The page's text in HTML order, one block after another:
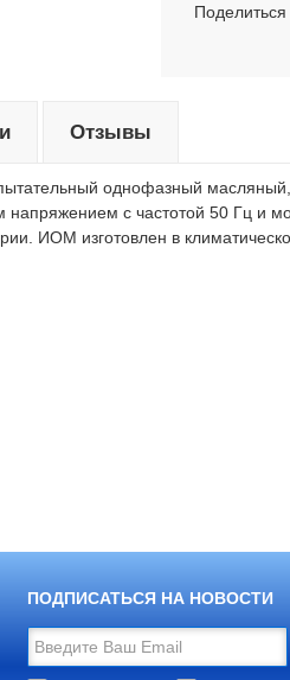
Поделиться
однофазный
с частотой 50 Гц и
ИОМ изготовлен в
Отзывы
ПОДПИСАТЬСЯ НА НОВОСТИ